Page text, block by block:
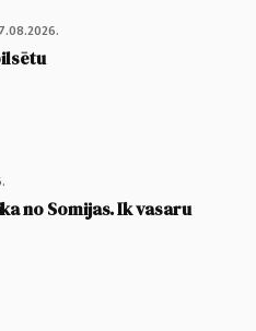
no Somijas. Ik vasaru